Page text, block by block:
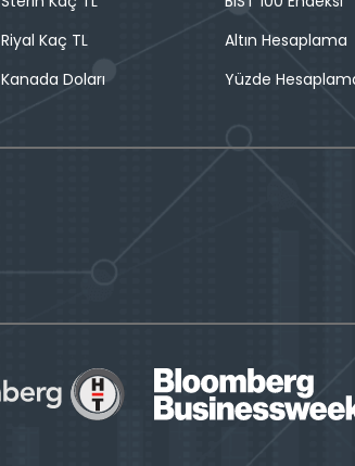
Riyal Kaç TL
Kanada Doları
Altın Hesaplama
Yüzde